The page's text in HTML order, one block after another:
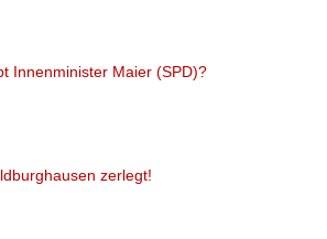
Innenminister Maier (SPD)?
zerlegt!